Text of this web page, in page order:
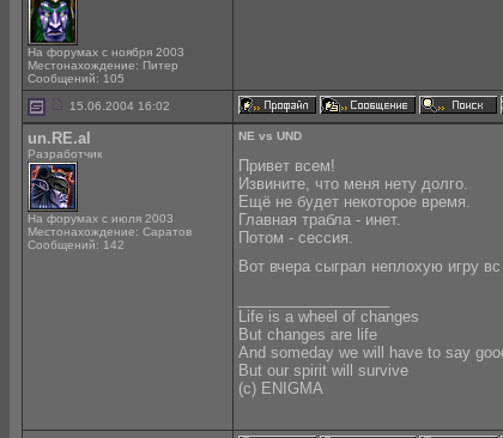
На форумах с ноября 2003
Местонахождение: Питер
Сообщений: 105
15.06.2004 16:02
un.RE.al
Разработчик
На форумах с июля 2003
Местонахождение: Саратов
Сообщений: 142
NE vs UND
Привет всем!
Извините, что меня нету долго.
Ещё не будет некоторое время.
Главная трабла - инет.
Потом - сессия.
Вот вчера сыграл неплохую игру
Life is a wheel of changes
But changes are life
And someday we will have to say
But our spirit will survive
(с) ENIGMA